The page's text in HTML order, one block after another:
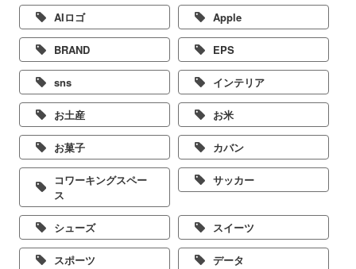
AIロゴ Apple
BRAND EPS
sns インテリア
お土産 お米
お菓子 カバン
コワーキングスペー
ス
サッカー
シューズ スイーツ
スポーツ データ